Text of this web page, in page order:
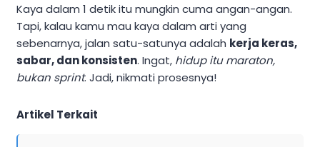
Kaya dalam 1 detik itu mungkin cuma angan-angan.
Tapi, kalau kamu mau kaya dalam arti yang
sebenarnya, jalan satu-satunya adalah kerja keras,
sabar, dan konsisten. Ingat, hidup itu maraton,
bukan sprint. Jadi, nikmati prosesnya!
Artikel Terkait